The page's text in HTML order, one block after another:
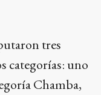
tres
categorías: uno
Chamba,